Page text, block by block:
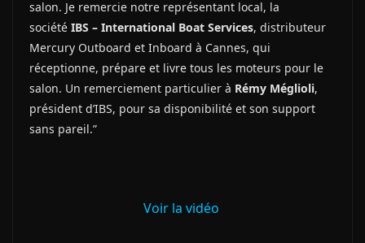
salon. Je remercie notre représentant local, la
société IBS – International Boat Services, distributeur
Mercury Outboard et Inboard à Cannes, qui
réceptionne, prépare et livre tous les moteurs pour le
salon. Un remerciement particulier à Rémy Méglioli,
président d’IBS, pour sa disponibilité et son support
sans pareil.”
Voir la vidéo